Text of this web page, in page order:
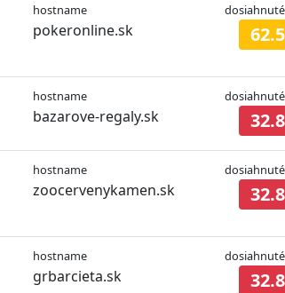
hostname
pokeronline.sk
hostname
bazarove-regaly.sk
hostname
zoocervenykamen.sk
hostname
grbarcieta.sk